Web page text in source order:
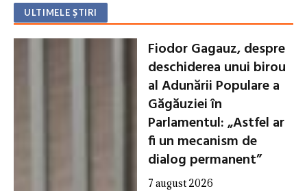
ULTIMELE ȘTIRI
Fiodor Gagauz, despre
deschiderea unui birou
al Adunării Populare a
Găgăuziei în
Parlamentul: „Astfel ar
fi un mecanism de
dialog permanent”
7 august 2026